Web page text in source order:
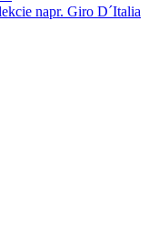
napr. Giro D´Italia